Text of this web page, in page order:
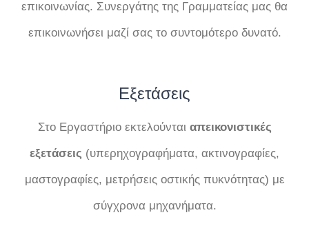
επικοινωνίας. Συνεργάτης της Γραμματείας μας θα
επικοινωνήσει μαζί σας το συντομότερο δυνατό.
Εξετάσεις
Στο Εργαστήριο εκτελούνται απεικονιστικές
εξετάσεις (υπερηχογραφήματα, ακτινογραφίες,
μαστογραφίες, μετρήσεις οστικής πυκνότητας) με
σύγχρονα μηχανήματα.